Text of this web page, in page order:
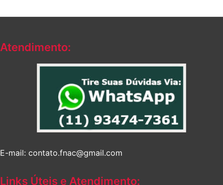
Atendimento:
E-mail: contato.fnac@gmail.com
Links Úteis e Atendimento: